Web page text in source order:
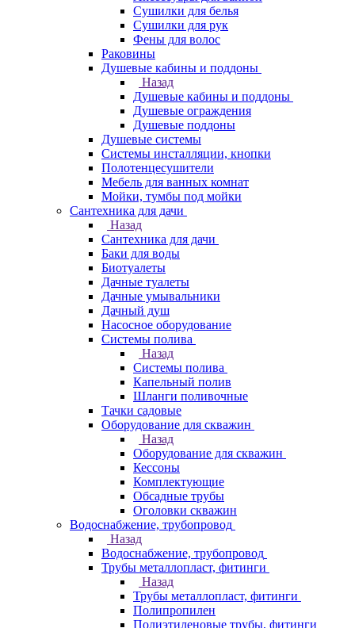
Сушилки для белья
Сушилки для рук
Фены для волос
Раковины
Душевые кабины и поддоны
Назад
Душевые кабины и поддоны
Душевые ограждения
Душевые поддоны
Душевые системы
Системы инсталляции, кнопки
Полотенцесушители
Мебель для ванных комнат
Мойки, тумбы под мойки
Сантехника для дачи
Назад
Сантехника для дачи
Баки для воды
Биотуалеты
Дачные туалеты
Дачные умывальники
Дачный душ
Насосное оборудование
Системы полива
Назад
Системы полива
Капельный полив
Шланги поливочные
Тачки садовые
Оборудование для скважин
Назад
Оборудование для скважин
Кессоны
Комплектующие
Обсадные трубы
Оголовки скважин
Водоснабжение, трубопровод
Назад
Водоснабжение, трубопровод
Трубы металлопласт, фитинги
Назад
Трубы металлопласт, фитинги
Полипропилен
Полиэтиленовые трубы, фитинги